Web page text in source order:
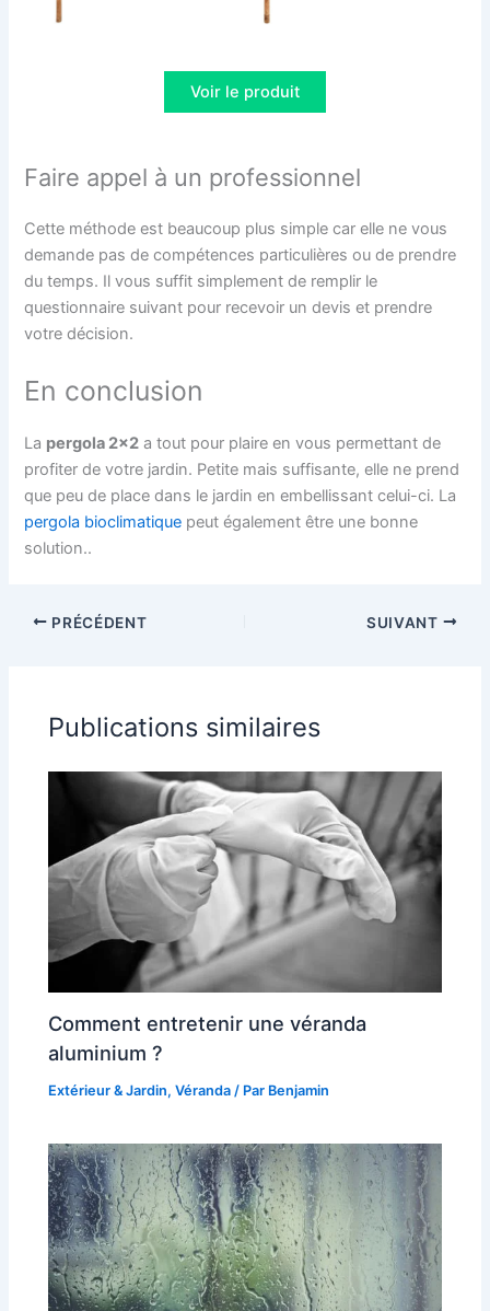
Voir le produit
Faire appel à un professionnel
Cette méthode est beaucoup plus simple car elle ne vous
demande pas de compétences particulières ou de prendre
du temps. Il vous suffit simplement de remplir le
questionnaire suivant pour recevoir un devis et prendre
votre décision.
En conclusion
La pergola 2×2 a tout pour plaire en vous permettant de
profiter de votre jardin. Petite mais suffisante, elle ne prend
que peu de place dans le jardin en embellissant celui-ci. La
pergola bioclimatique peut également être une bonne
solution..
PRÉCÉDENT SUIVANT
Publications similaires
Comment entretenir une véranda
aluminium ?
Extérieur & Jardin,Véranda / Par Benjamin